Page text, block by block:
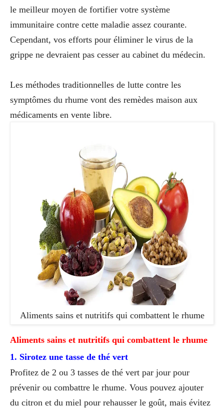
le meilleur moyen de fortifier votre système
immunitaire contre cette maladie assez courante.
Cependant, vos efforts pour éliminer le virus de la
grippe ne devraient pas cesser au cabinet du médecin.
Les méthodes traditionnelles de lutte contre les
symptômes du rhume vont des remèdes maison aux
médicaments en vente libre.
Aliments sains et nutritifs qui combattent le rhume
Aliments sains et nutritifs qui combattent le rhume
1. Sirotez une tasse de thé vert
Profitez de 2 ou 3 tasses de thé vert par jour pour
prévenir ou combattre le rhume. Vous pouvez ajouter
du citron et du miel pour rehausser le goût, mais évitez